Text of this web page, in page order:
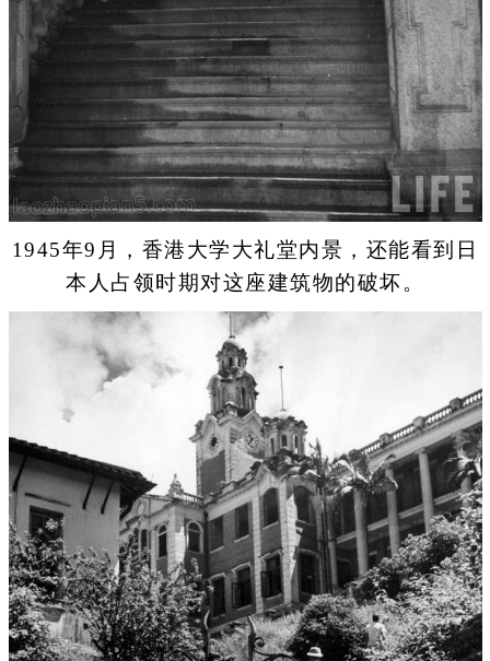
1945年9月，香港大学大礼堂内景，还能看到日
本人占领时期对这座建筑物的破坏。